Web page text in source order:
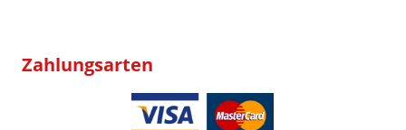
Zahlungsarten